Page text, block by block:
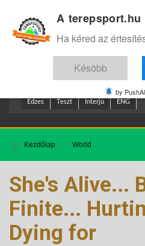
Edzes Teszt Interjú ENG
Kezdőlap World
She's Alive...
Finite...
Dying for
A
Ha kéred az
Késöbb
by